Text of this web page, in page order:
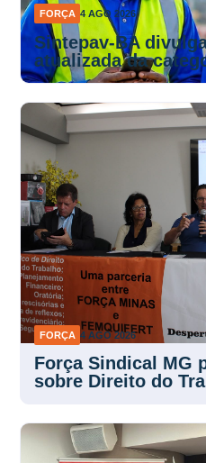
FORÇA 4 AGO 2026
Sintepav-BA
atualizada da
FORÇA 4 AGO 2026
Força Sindical MG
sobre Direito do